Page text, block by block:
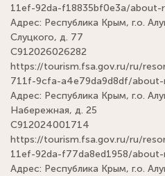
11ef-92da-f18835bf0e3a/about-
Адрес: Республика Крым, г.о.
Слуцкого, д. 77
С912026026282
https://tourism.fsa.gov.ru/ru/
711f-9cfa-a4e79da9d8df/
Адрес: Республика Крым, г.о.
Набережная, д. 25
С912024001714
https://tourism.fsa.gov.ru/ru/
11ef-92da-f77da8ed1958/
Адрес: Республика Крым, г.о.